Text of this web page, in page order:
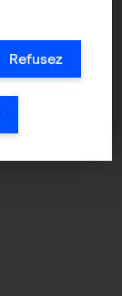
/ S'inscrire
Refusez